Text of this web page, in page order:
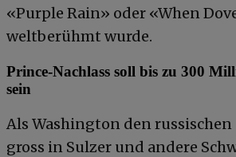
«Purple Rain» oder «When
weltberühmt wurde.
Prince-Nachlass soll bis zu 300
sein
Als Washington den russischen
gross in Sulzer und andere